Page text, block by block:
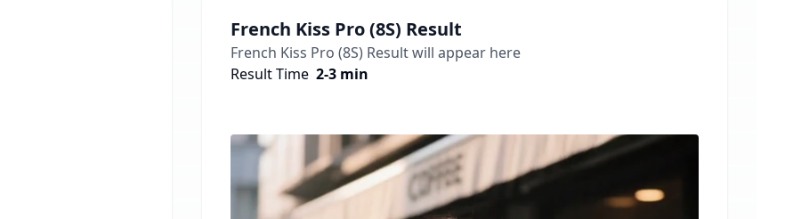
French Kiss Pro (8S) Result
French Kiss Pro (8S) Result will appear here
Result Time 2-3 min